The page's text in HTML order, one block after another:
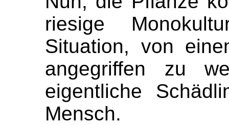
riesige
Situation, von
angegriffen zu
eigentliche
Mensch.